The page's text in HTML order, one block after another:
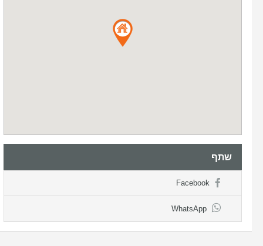
שתף
Facebook
WhatsApp